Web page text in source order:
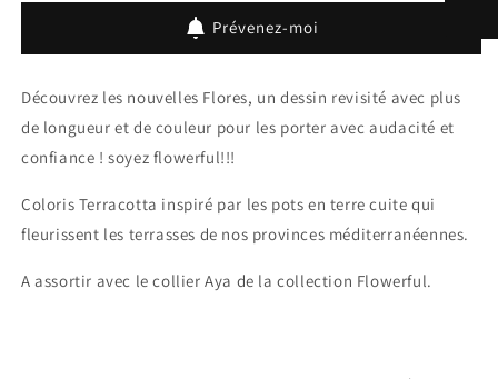
TerracottaPrévenez-moi
Découvrez les nouvelles Flores, un dessin revisité avec plus
de longueur et de couleur pour les porter avec audacité et
confiance ! soyez flowerful!!!
Coloris Terracotta inspiré par les pots en terre cuite qui
fleurissent les terrasses de nos provinces méditerranéennes.
A assortir avec le collier Aya de la collection Flowerful.